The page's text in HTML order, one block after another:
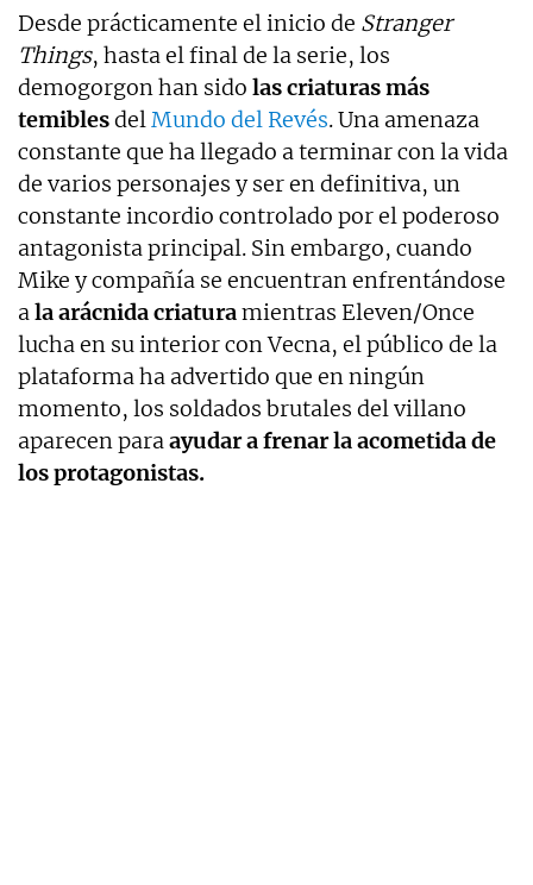
Desde prácticamente el inicio de Stranger
Things, hasta el final de la serie, los
demogorgon han sido las criaturas más
temiblesdel Mundo del Revés. Una amenaza
constante que ha llegado a terminar con la vida
de varios personajes y ser en definitiva, un
constante incordio controlado por el poderoso
antagonista principal. Sin embargo, cuando
Mike y compañía se encuentran enfrentándose
a la arácnida criaturamientras Eleven/Once
lucha en su interior con Vecna, el público de la
plataforma ha advertido que en ningún
momento, los soldados brutales del villano
aparecen para ayudar a frenar la acometida de
los protagonistas.